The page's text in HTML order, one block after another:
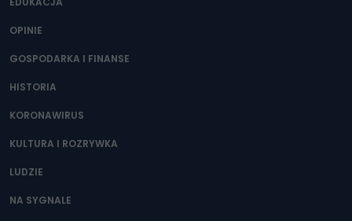
ograniczenia ich przetwarzania oraz prawo wniesienia
przechowywane?
Do czasu wycofania zgody lub, jeśli dane będą
administratora – do momentu wniesienia sprzeciwu.
Jakie dane osobowe przetwarzamy?
Przetwarzane kategorie Państwa danych osobowych to
OPINIE
GOSPODARKA I FINANSE
HISTORIA
KORONAWIRUS
KULTURA I ROZRYWKA
LUDZIE
NA SYGNALE